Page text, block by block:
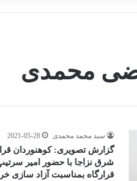
محمدی
سید محمد محمدی 2021-05-28
گزارش تصویری: کوهنوردان
شرق نزاجا با حضور امیر
قرارگاه بمناسبت آزاد سازی